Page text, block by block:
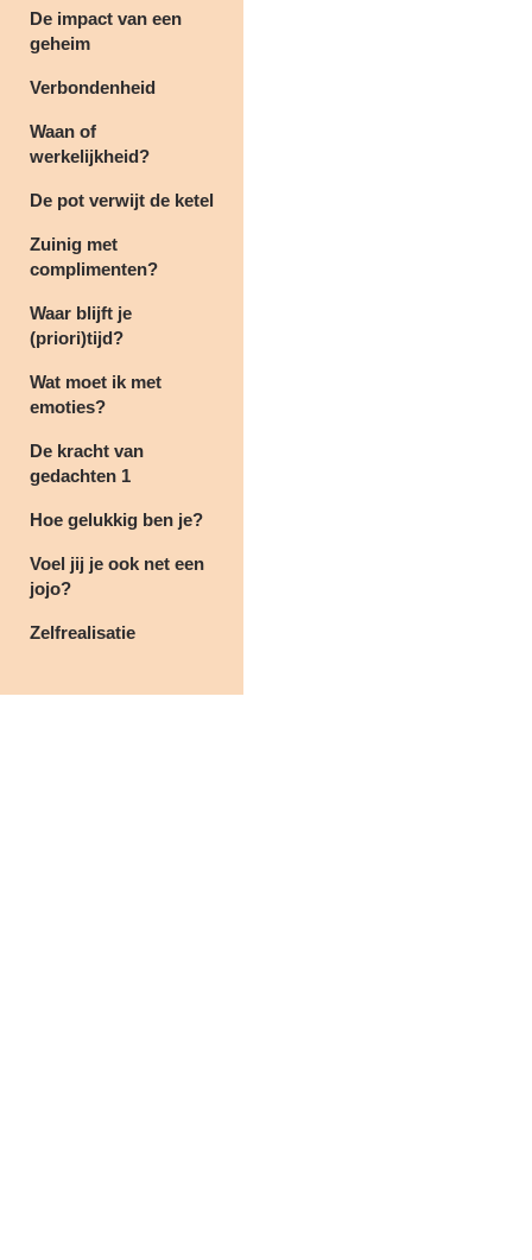
De impact van een
geheim
Verbondenheid
Waan of
werkelijkheid?
De pot verwijt de ketel
Zuinig met
complimenten?
Waar blijft je
(priori)tijd?
Wat moet ik met
emoties?
De kracht van
gedachten 1
Hoe gelukkig ben je?
Voel jij je ook net een
jojo?
Zelfrealisatie